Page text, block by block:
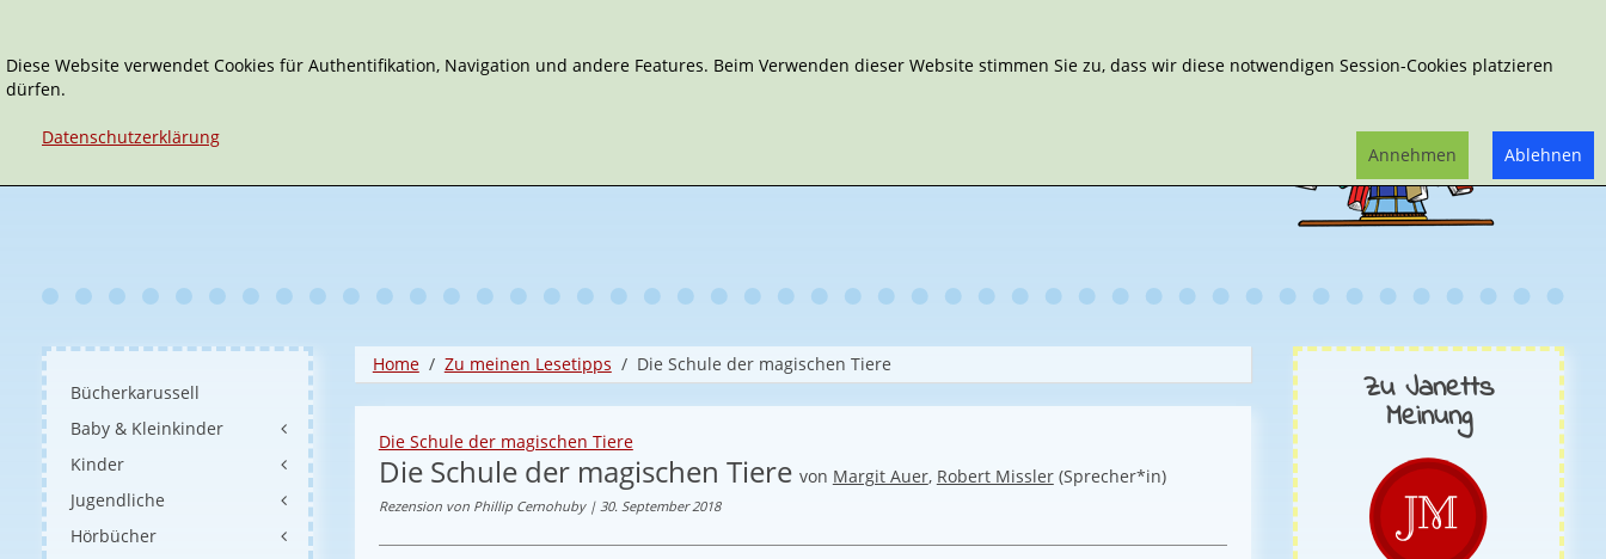
Home Zu meinen Lesetipps Die Schule der magischen Tiere
Die Schule der magischen Tiere
Die Schule der magischen Tiere von Margit Auer, Robert Missler(Sprecher*in)
Rezension von Phillip Cernohuby | 30. September 2018
Bücherkarussell
Baby & Kleinkinder
Kinder
Jugendliche
Hörbücher
Zu Janetts
Meinung
Diese Website verwendet Cookies für Authentifikation, Navigation und andere Features. Beim Verwenden dieser Website stimmen Sie zu, dass wir diese notwendigen Session-Cookies platzieren
dürfen.
Datenschutzerklärung
Ablehnen
Annehmen